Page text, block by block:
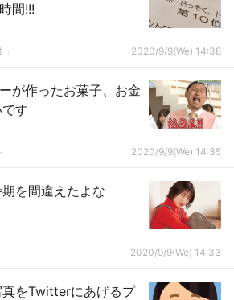
間!!!
2020/9/9(We) 14:38
が作ったお菓子、お金
す
2020/9/9(We) 14:35
を間違えたよな
2020/9/9(We) 14:33
をTwitterにあげるプ